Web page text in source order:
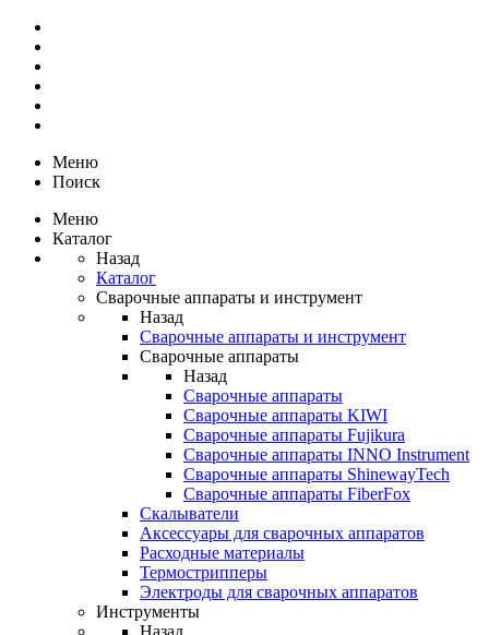
Меню
Поиск
Меню
Каталог
Назад
Каталог
Сварочные аппараты и инструмент
Назад
Сварочные аппараты и инструмент
Сварочные аппараты
Назад
Сварочные аппараты
Сварочные аппараты KIWI
Сварочные аппараты Fujikura
Сварочные аппараты INNO Instrument
Сварочные аппараты ShinewayTech
Cварочные аппараты FiberFox
Скалыватели
Аксессуары для сварочных аппаратов
Расходные материалы
Термострипперы
Электроды для сварочных аппаратов
Инструменты
Назад